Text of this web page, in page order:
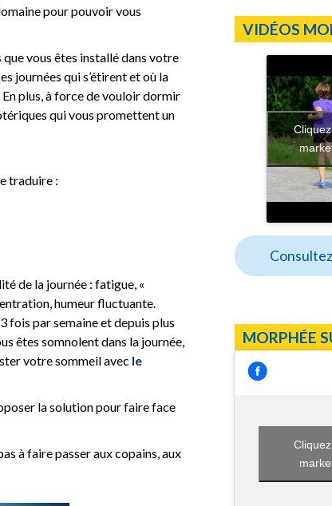
pour pouvoir vous
vous êtes installé dans votre
journées qui s’étirent et où la
plus, à force de vouloir dormir
qui vous promettent un
traduire :
de la journée : fatigue, «
humeur fluctuante.
fois par semaine et depuis plus
êtes somnolent dans la journée,
votre sommeil avec le
la solution pour faire face
à faire passer aux copains, aux
VIDÉOS
MORPHÉE